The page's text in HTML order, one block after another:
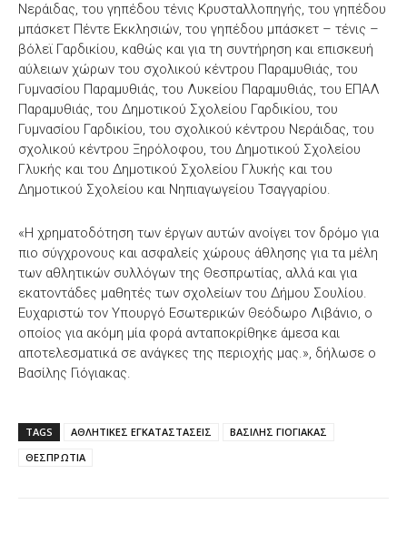
Νεράιδας, του γηπέδου τένις Κρυσταλλοπηγής, του γηπέδου
μπάσκετ Πέντε Εκκλησιών, του γηπέδου μπάσκετ – τένις –
βόλεϊ Γαρδικίου, καθώς και για τη συντήρηση και επισκευή
αύλειων χώρων του σχολικού κέντρου Παραμυθιάς, του
Γυμνασίου Παραμυθιάς, του Λυκείου Παραμυθιάς, του ΕΠΑΛ
Παραμυθιάς, του Δημοτικού Σχολείου Γαρδικίου, του
Γυμνασίου Γαρδικίου, του σχολικού κέντρου Νεράιδας, του
σχολικού κέντρου Ξηρόλοφου, του Δημοτικού Σχολείου
Γλυκής και του Δημοτικού Σχολείου Γλυκής και του
Δημοτικού Σχολείου και Νηπιαγωγείου Τσαγγαρίου.
«Η χρηματοδότηση των έργων αυτών ανοίγει τον δρόμο για
πιο σύγχρονους και ασφαλείς χώρους άθλησης για τα μέλη
των αθλητικών συλλόγων της Θεσπρωτίας, αλλά και για
εκατοντάδες μαθητές των σχολείων του Δήμου Σουλίου.
Ευχαριστώ τον Υπουργό Εσωτερικών Θεόδωρο Λιβάνιο, ο
οποίος για ακόμη μία φορά ανταποκρίθηκε άμεσα και
αποτελεσματικά σε ανάγκες της περιοχής μας.», δήλωσε ο
Βασίλης Γιόγιακας.
TAGS ΑΘΛΗΤΙΚΕΣ ΕΓΚΑΤΑΣΤΑΣΕΙΣ
ΒΑΣΙΛΗΣ ΓΙΟΓΙΑΚΑΣ
ΘΕΣΠΡΩΤΙΑ